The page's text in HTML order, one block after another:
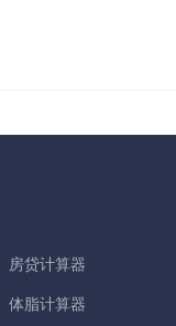
房贷计算器
体脂计算器